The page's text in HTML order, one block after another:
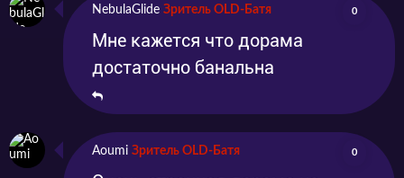
NebulaGlide Зритель OLD-Батя 0
Мне кажется что дорама
достаточно банальна
Aoumi Зритель OLD-Батя 0